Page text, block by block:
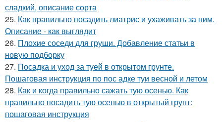
сладкий, описание сорта
25. Как правильно посадить лиатрис и ухаживать за ним.
Описание - как выглядит
26. Плохие соседи для груши. Добавление статьи в
новую подборку
27. Посадка и уход за туей в открытом грунте.
Пошаговая инструкция по пос адке туи весной и летом
28. Как и когда правильно сажать тую осенью. Как
правильно посадить тую осенью в открытый грунт:
пошаговая инструкция